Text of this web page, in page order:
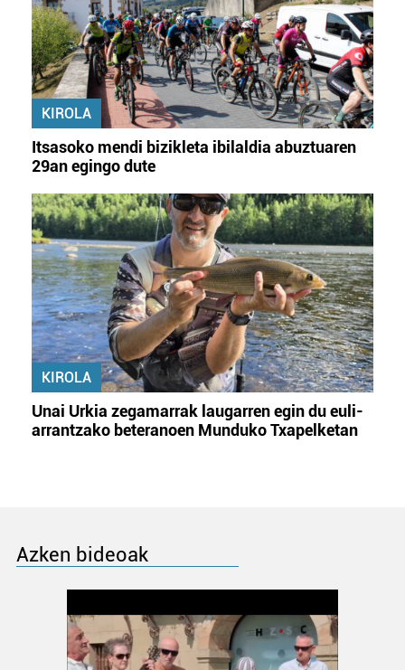
KIROLA
Itsasoko mendi bizikleta ibilaldia abuztuaren
29an egingo dute
KIROLA
Unai Urkia zegamarrak laugarren egin du euli-
arrantzako beteranoen Munduko Txapelketan
Azken bideoak